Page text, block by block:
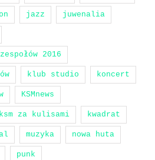
jazz juwenalia
2016
klub studio koncert
KSMnews
ksm za kulisami kwadrat
muzyka nowa huta
punk